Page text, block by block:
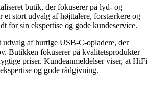
butik, der fokuserer på lyd- og
et stort udvalg af højttalere, forstærkere og
for sin ekspertise og gode kundeservice.
af hurtige USB-C-opladere, der
Butikken fokuserer på kvalitetsprodukter
priser. Kundeanmeldelser viser, at HiFi
og gode rådgivning.